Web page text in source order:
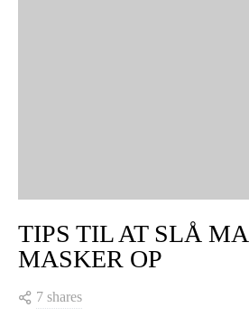
TIPS TIL AT SLÅ
MASKER OP
7 shares